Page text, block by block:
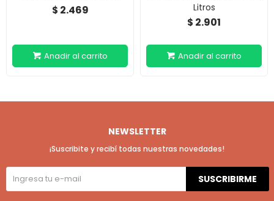
$ 2.469
Litros
$ 2.901
NEWSLETTER
¡Suscribite y recibí todas nuestras novedades!
SUSCRIBIRME